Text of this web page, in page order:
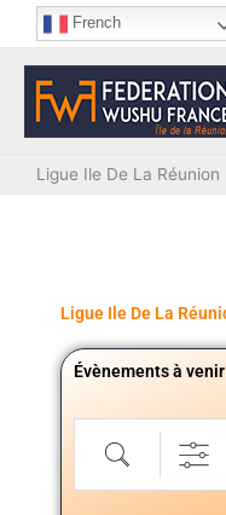
contenu
French
Ligue Ile De La
Ligue Ile De La
Évènements à venir
Recherche